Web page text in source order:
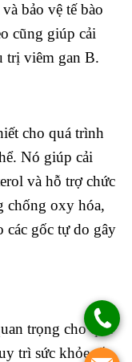
bảo vệ tế bào
cũng giúp cải
trị viêm gan B.
cho quá trình
Nó giúp cải
và hỗ trợ chức
chống oxy hóa,
các gốc tự do gây
trọng cho quá
trì sức khỏe tế